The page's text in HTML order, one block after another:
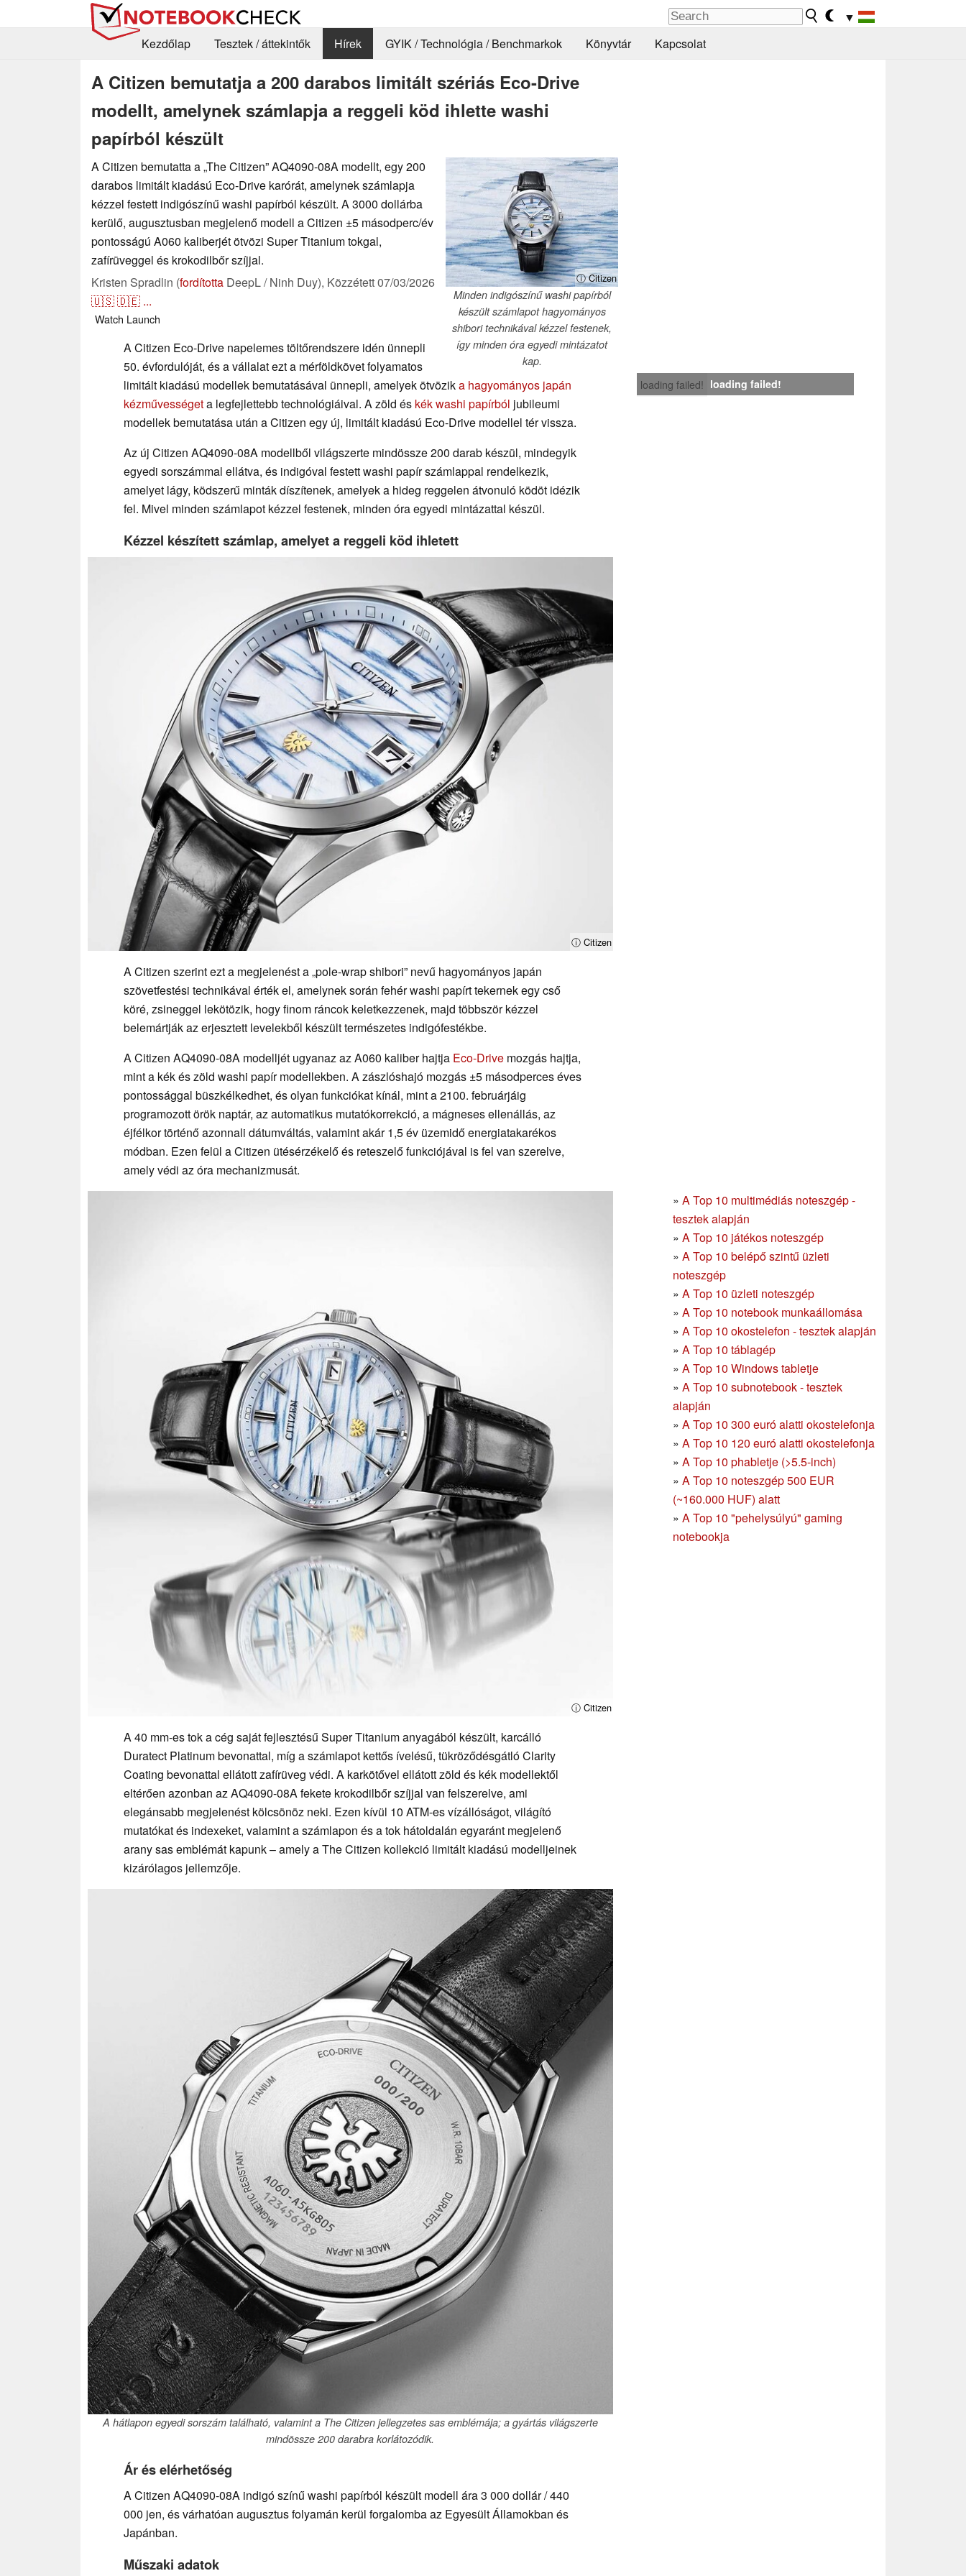
▼
Kezdőlap
Tesztek / áttekintők Hírek GYIK / Technológia / Benchmarkok Könyvtár Kapcsolat
A Citizen bemutatja a 200 darabos limitált szériás Eco-Drive
modellt, amelynek számlapja a reggeli köd ihlette washi
papírból készült
ⓘ Citizen
Minden indigószínű washi papírból
készült számlapot hagyományos
shibori technikával kézzel festenek,
így minden óra egyedi mintázatot
kap.
A Citizen bemutatta a „The Citizen” AQ4090-08A modellt, egy 200
darabos limitált kiadású Eco-Drive karórát, amelynek számlapja
kézzel festett indigószínű washi papírból készült. A 3000 dollárba
kerülő, augusztusban megjelenő modell a Citizen ±5 másodperc/év
pontosságú A060 kaliberjét ötvözi Super Titanium tokgal,
zafírüveggel és krokodilbőr szíjjal.
Kristen Spradlin (fordította DeepL / Ninh Duy), Közzétett07/03/2026
🇺🇸🇩🇪 ...
Watch Launch
loading failed! loading failed!
A Citizen Eco-Drive napelemes töltőrendszere idén ünnepli
50. évfordulóját, és a vállalat ezt a mérföldkövet folyamatos
limitált kiadású modellek bemutatásával ünnepli, amelyek ötvözika hagyományos japán
kézművességeta legfejlettebb technológiáival. A zöld és kék washi papírból jubileumi
modellek bemutatása után a Citizen egy új, limitált kiadású Eco-Drive modellel tér vissza.
Az új Citizen AQ4090-08A modellből világszerte mindössze 200 darab készül, mindegyik
egyedi sorszámmal ellátva, és indigóval festett washi papír számlappal rendelkezik,
amelyet lágy, ködszerű minták díszítenek, amelyek a hideg reggelen átvonuló ködöt idézik
fel. Mivel minden számlapot kézzel festenek, minden óra egyedi mintázattal készül.
Kézzel készített számlap, amelyet a reggeli köd ihletett
ⓘ Citizen
A Citizen szerint ezt a megjelenést a „pole-wrap shibori” nevű hagyományos japán
szövetfestési technikával érték el, amelynek során fehér washi papírt tekernek egy cső
köré, zsineggel lekötözik, hogy finom ráncok keletkezzenek, majd többször kézzel
belemártják az erjesztett levelekből készült természetes indigófestékbe.
A Citizen AQ4090-08A modelljét ugyanaz az A060 kaliber hajtja Eco-Drive mozgás hajtja,
mint a kék és zöld washi papír modellekben. A zászlóshajó mozgás ±5 másodperces éves
pontossággal büszkélkedhet, és olyan funkciókat kínál, mint a 2100. februárjáig
programozott örök naptár, az automatikus mutatókorrekció, a mágneses ellenállás, az
éjfélkor történő azonnali dátumváltás, valamint akár 1,5 év üzemidő energiatakarékos
módban. Ezen felül a Citizen ütésérzékelő és reteszelő funkciójával is fel van szerelve,
amely védi az óra mechanizmusát.
» A Top 10 multimédiás noteszgép -
tesztek alapján
» A Top 10 játékos noteszgép
» A Top 10 belépő szintű üzleti
noteszgép
» A Top 10 üzleti noteszgép
» A Top 10 notebook munkaállomása
» A Top 10 okostelefon - tesztek alapján
» A Top 10 táblagép
» A Top 10 Windows tabletje
» A Top 10 subnotebook - tesztek
alapján
» A Top 10 300 euró alatti okostelefonja
» A Top 10 120 euró alatti okostelefonja
» A Top 10 phabletje (>5.5-inch)
» A Top 10 noteszgép 500 EUR
(~160.000 HUF) alatt
» A Top 10 "pehelysúlyú" gaming
notebookja
ⓘ Citizen
A 40 mm-es tok a cég saját fejlesztésű Super Titanium anyagából készült, karcálló
Duratect Platinum bevonattal, míg a számlapot kettős ívelésű, tükröződésgátló Clarity
Coating bevonattal ellátott zafírüveg védi. A karkötővel ellátott zöld és kék modellektől
eltérően azonban az AQ4090-08A fekete krokodilbőr szíjjal van felszerelve, ami
elegánsabb megjelenést kölcsönöz neki. Ezen kívül 10 ATM-es vízállóságot, világító
mutatókat és indexeket, valamint a számlapon és a tok hátoldalán egyaránt megjelenő
arany sas emblémát kapunk – amely a The Citizen kollekció limitált kiadású modelljeinek
kizárólagos jellemzője.
A hátlapon egyedi sorszám található, valamint a The Citizen jellegzetes sas emblémája; a gyártás világszerte
mindössze 200 darabra korlátozódik.
Ár és elérhetőség
A Citizen AQ4090-08A indigó színű washi papírból készült modell ára 3 000 dollár / 440
000 jen, és várhatóan augusztus folyamán kerül forgalomba az Egyesült Államokban és
Japánban.
Műszaki adatok